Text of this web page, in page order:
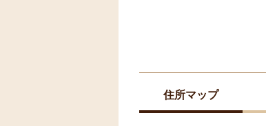
住所マップ